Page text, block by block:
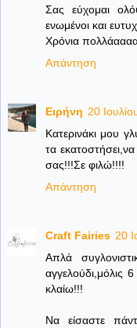
Σας εύχομαι
ενωμένοι και
Χρόνια
Απάντηση
Ειρήνη 20
Κατερινάκι μου
τα
σας!!!Σε φιλώ!!!!
Απάντηση
Craft Fairies 20
Απλά
κλαίω!!!
Να είσαστε